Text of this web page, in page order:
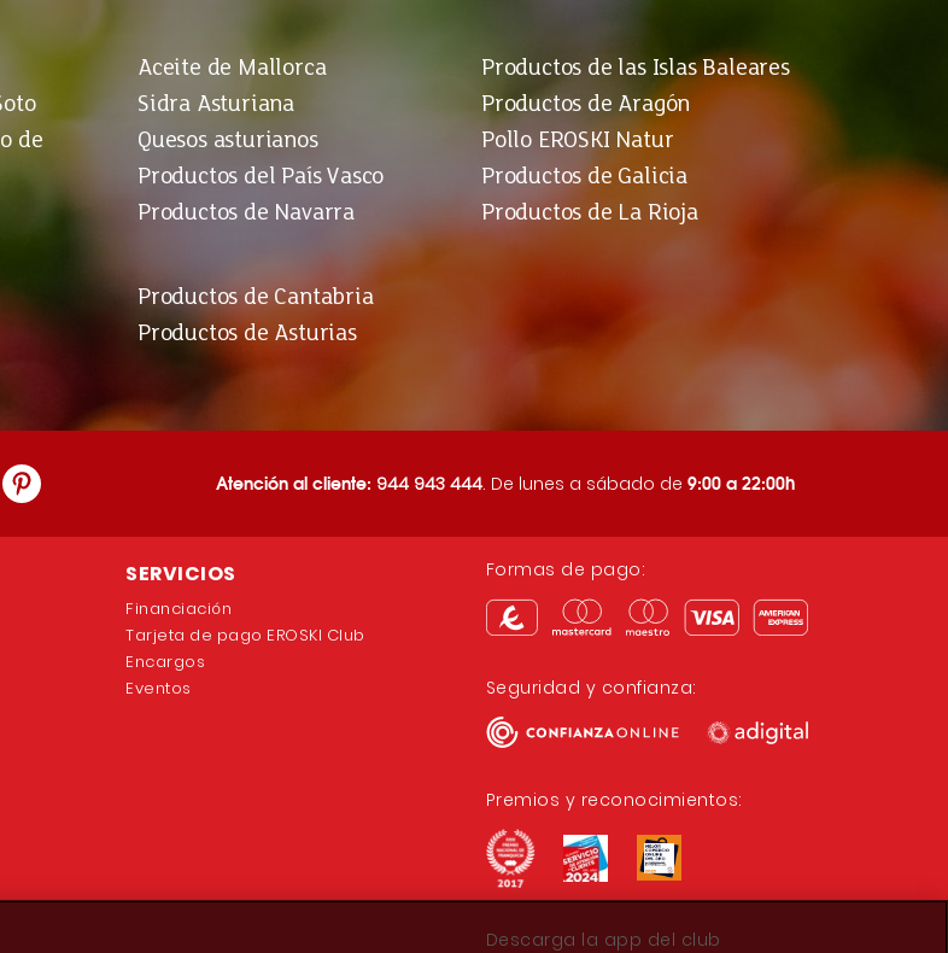
de
Aceite de Mallorca
Sidra Asturiana
Quesos asturianos
Productos del País Vasco
Productos de Navarra
Productos de las Islas Baleares
Productos de Aragón
Pollo EROSKI Natur
Productos de Galicia
Productos de La Rioja
Productos de Cantabria
Productos de Asturias
Atención al cliente: 944 943 444. De lunes a sábado de 9:00 a 22:00h
SERVICIOS
Financiación
Tarjeta de pago EROSKI Club
Encargos
Eventos
Formas de pago:
Seguridad y confianza:
Premios y reconocimientos:
Descarga la app del club